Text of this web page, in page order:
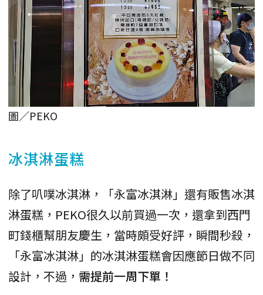
圖／PEKO
冰淇淋蛋糕
除了叭噗冰淇淋，「永富冰淇淋」還有販售冰淇
淋蛋糕，PEKO很久以前買過一次，還拿到西門
町錢櫃幫朋友慶生，當時頗受好評，瞬間秒殺，
「永富冰淇淋」的冰淇淋蛋糕會因應節日做不同
設計，不過， 需提前一周下單！